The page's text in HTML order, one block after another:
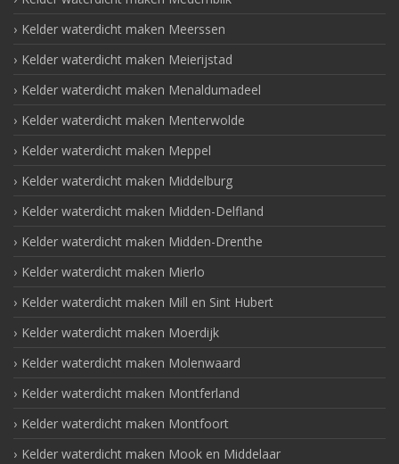
Kelder waterdicht maken Meerssen
Kelder waterdicht maken Meierijstad
Kelder waterdicht maken Menaldumadeel
Kelder waterdicht maken Menterwolde
Kelder waterdicht maken Meppel
Kelder waterdicht maken Middelburg
Kelder waterdicht maken Midden-Delfland
Kelder waterdicht maken Midden-Drenthe
Kelder waterdicht maken Mierlo
Kelder waterdicht maken Mill en Sint Hubert
Kelder waterdicht maken Moerdijk
Kelder waterdicht maken Molenwaard
Kelder waterdicht maken Montferland
Kelder waterdicht maken Montfoort
Kelder waterdicht maken Mook en Middelaar